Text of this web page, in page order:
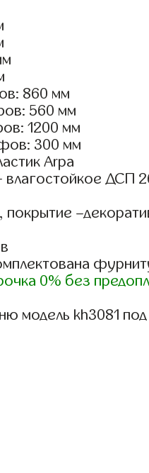
860 мм
560 мм
1200 мм
300 мм
Arpa
ДСП
0% без
модель kh3081